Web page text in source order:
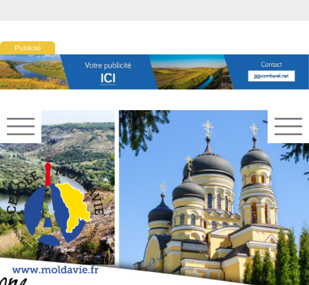
Publicité